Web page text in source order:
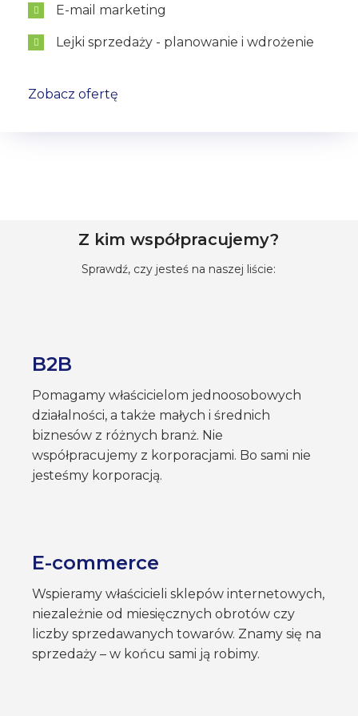
E-mail marketing
Lejki sprzedaży - planowanie i wdrożenie
Zobacz ofertę
Z kim współpracujemy?
Sprawdź, czy jesteś na naszej liście:
B2B
Pomagamy właścicielom jednoosobowych
działalności, a także małych i średnich
biznesów z różnych branż. Nie
współpracujemy z korporacjami. Bo sami nie
jesteśmy korporacją.
E-commerce
Wspieramy właścicieli sklepów internetowych,
niezależnie od miesięcznych obrotów czy
liczby sprzedawanych towarów. Znamy się na
sprzedaży – w końcu sami ją robimy.